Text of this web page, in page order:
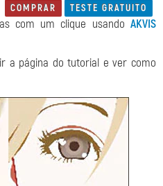
COMPRAR TESTE GRATUITO
com um clique usando AKVIS
a página do tutorial e ver como